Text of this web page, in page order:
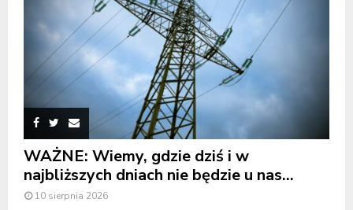
WAŻNE: Wiemy, gdzie dziś i w
najbliższych dniach nie będzie u nas...
10 sierpnia 2026